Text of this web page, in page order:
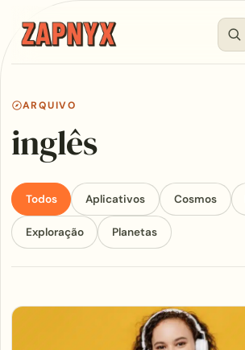
ARQUIVO
inglês
Todos Aplicativos Cosmos
Exploração Planetas
Articles